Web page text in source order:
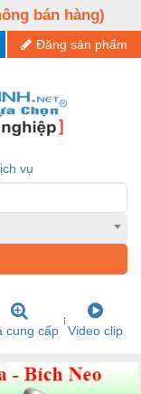
bán hàng)
Đăng sản phẩm
vụ
cung cấp Video clip